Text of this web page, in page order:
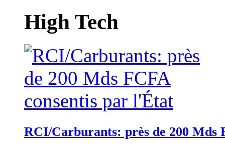
High Tech
RCI/Carburants: près de 200 Mds